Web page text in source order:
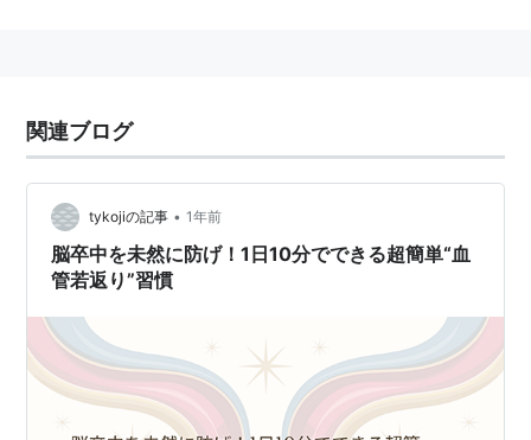
関連ブログ
tykojiの記事 • 1年前
脳卒中を未然に防げ！1日10分でできる超簡単“血
管若返り”習慣